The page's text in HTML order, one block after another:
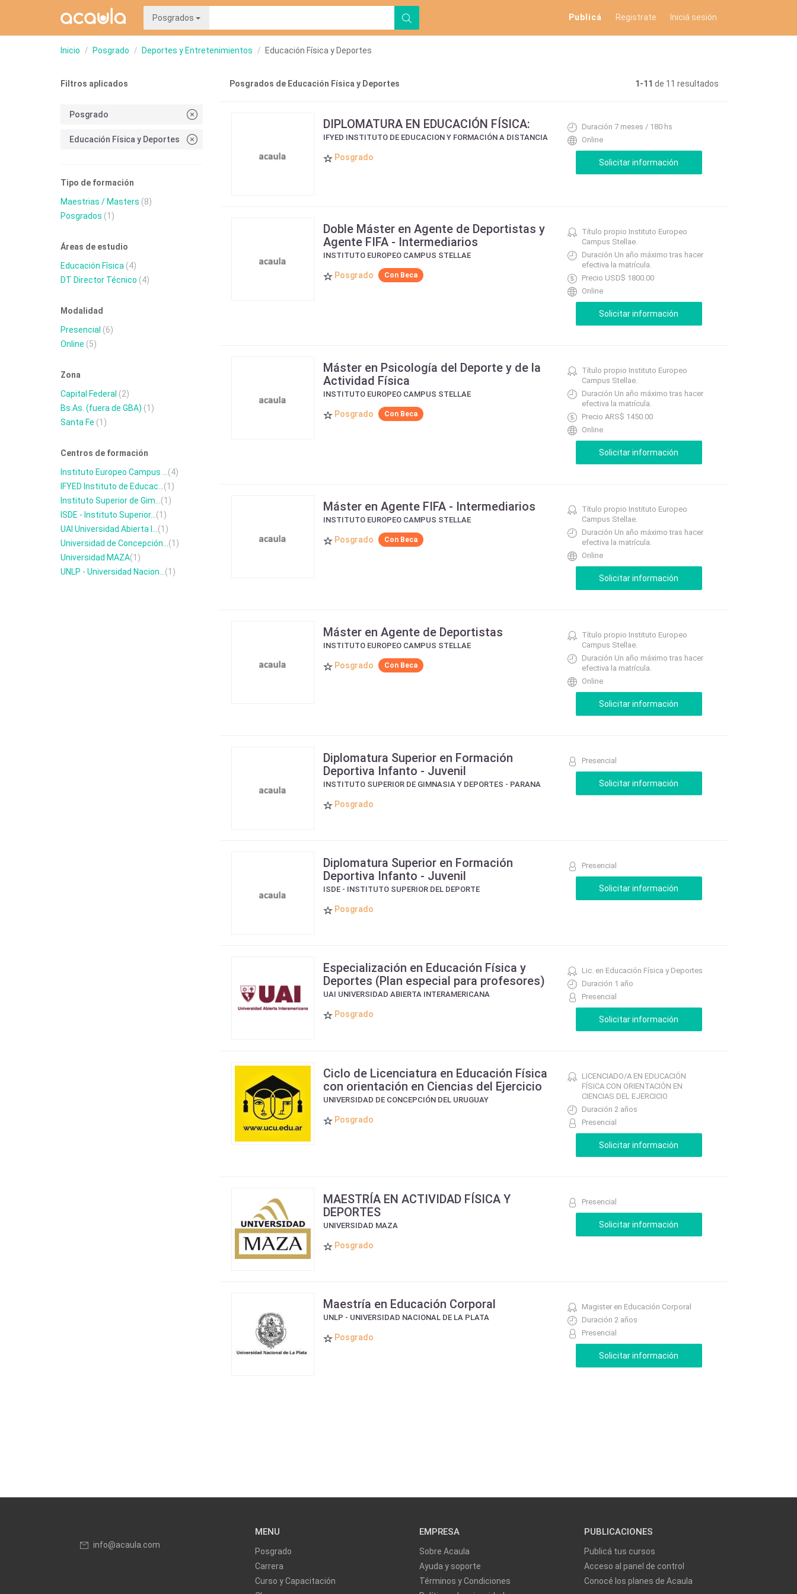
Posgrados Publicá Registrate Iniciá sesión
Inicio Posgrado Deportes y Entretenimientos Educación Física y Deportes
Filtros aplicados
Posgrado
Educación Física y Deportes
Tipo de formación
Maestrias / Masters (8)
Posgrados (1)
Áreas de estudio
Educación Física (4)
DT Director Técnico (4)
Modalidad
Presencial (6)
Online (5)
Zona
Capital Federal (2)
Bs.As. (fuera de GBA) (1)
Santa Fe (1)
Centros de formación
Instituto Europeo Campus ... (4)
IFYED Instituto de Educac... (1)
Instituto Superior de Gim... (1)
ISDE - Instituto Superior... (1)
UAI Universidad Abierta I... (1)
Universidad de Concepción... (1)
Universidad MAZA(1)
UNLP - Universidad Nacion... (1)
Posgrados de Educación Física y Deportes 1-11 de 11 resultados
DIPLOMATURA EN EDUCACIÓN FÍSICA:
IFYED INSTITUTO DE EDUCACION Y FORMACIÓN A DISTANCIA
Posgrado
Duración 7 meses / 180 hs
Online
Doble Máster en Agente de Deportistas y
Agente FIFA - Intermediarios
INSTITUTO EUROPEO CAMPUS STELLAE
Posgrado Con Beca
Título propio Instituto Europeo
Campus Stellae.
Duración Un año máximo tras hacer
efectiva la matrícula.
Precio USD$ 1800.00
Online
Máster en Psicología del Deporte y de la
Actividad Física
INSTITUTO EUROPEO CAMPUS STELLAE
Posgrado Con Beca
Título propio Instituto Europeo
Campus Stellae.
Duración Un año máximo tras hacer
efectiva la matrícula.
Precio ARS$ 1450.00
Online
Máster en Agente FIFA - Intermediarios
INSTITUTO EUROPEO CAMPUS STELLAE
Posgrado Con Beca
Título propio Instituto Europeo
Campus Stellae.
Duración Un año máximo tras hacer
efectiva la matrícula.
Online
Máster en Agente de Deportistas
INSTITUTO EUROPEO CAMPUS STELLAE
Posgrado Con Beca
Título propio Instituto Europeo
Campus Stellae.
Duración Un año máximo tras hacer
efectiva la matrícula.
Online
Diplomatura Superior en Formación
Deportiva Infanto - Juvenil
INSTITUTO SUPERIOR DE GIMNASIA Y DEPORTES - PARANA
Posgrado
Presencial
Diplomatura Superior en Formación
Deportiva Infanto - Juvenil
ISDE - INSTITUTO SUPERIOR DEL DEPORTE
Posgrado
Presencial
Especialización en Educación Física y
Deportes (Plan especial para profesores)
UAI UNIVERSIDAD ABIERTA INTERAMERICANA
Posgrado
Lic. en Educación Física y Deportes
Duración 1 año
Presencial
Ciclo de Licenciatura en Educación Física
con orientación en Ciencias del Ejercicio
UNIVERSIDAD DE CONCEPCIÓN DEL URUGUAY
Posgrado
LICENCIADO/A EN EDUCACIÓN
FÍSICA CON ORIENTACIÓN EN
CIENCIAS DEL EJERCICIO
Duración 2 años
Presencial
MAESTRÍA EN ACTIVIDAD FÍSICA Y
DEPORTES
UNIVERSIDAD MAZA
Posgrado
Presencial
Maestría en Educación Corporal
UNLP - UNIVERSIDAD NACIONAL DE LA PLATA
Posgrado
Magister en Educación Corporal
Duración 2 años
Presencial
info@acaula.com
MENU
Posgrado
Carrera
Curso y Capacitación
EMPRESA
Sobre Acaula
Ayuda y soporte
Términos y Condiciones
PUBLICACIONES
Publicá tus cursos
Acceso al panel de control
Conocé los planes de Acaula